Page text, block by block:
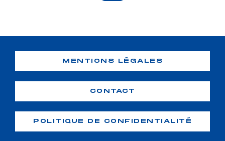
MENTIONS LÉGALES
CONTACT
POLITIQUE DE CONFIDENTIALITÉ